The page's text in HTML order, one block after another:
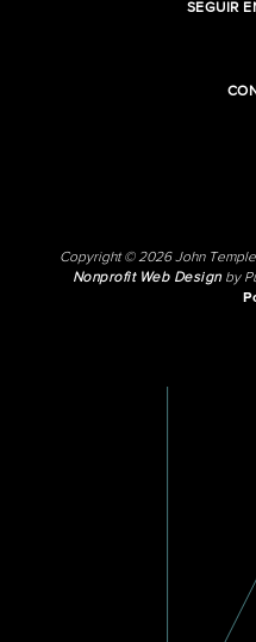
SEGUIR
Copyright © 2026 John
Nonprofit Web Designby